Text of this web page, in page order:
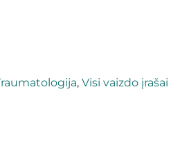
ramentų naudojimas po
, Visi vaizdo įrašai